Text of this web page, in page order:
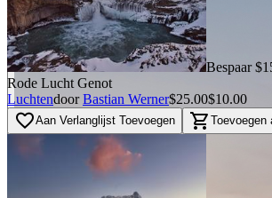
Bespaar
Rode Lucht Genot
Luchtendoor Bastian Werner$25.00$10.00
favorite_borderAan Verlanglijst Toevoegen shopping_cart Toevoegen